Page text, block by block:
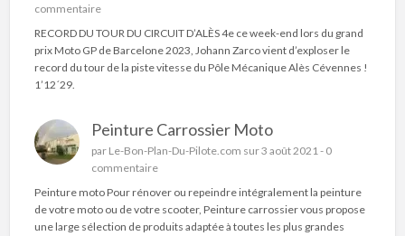
commentaire
RECORD DU TOUR DU CIRCUIT D’ALÈS 4e ce week-end lors du grand
prix Moto GP de Barcelone 2023, Johann Zarco vient d’exploser le
record du tour de la piste vitesse du Pôle Mécanique Alès Cévennes !
1’12´29.
Peinture Carrossier Moto
par Le-Bon-Plan-Du-Pilote.com sur 3 août 2021 - 0
commentaire
Peinture moto Pour rénover ou repeindre intégralement la peinture
de votre moto ou de votre scooter, Peinture carrossier vous propose
une large sélection de produits adaptée à toutes les plus grandes